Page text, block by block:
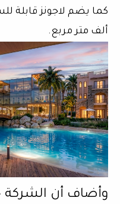
ألف متر مربع.
وأضاف أن